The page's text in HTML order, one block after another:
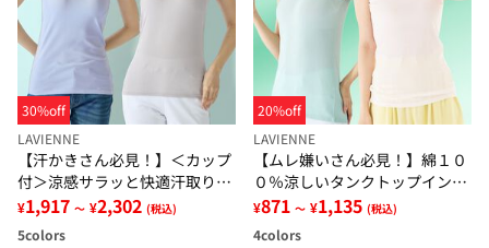
30%off
LAVIENNE
【汗かきさん必見！】＜カップ
付＞涼感サラッと快適汗取りタ
ンクトップインナー＜さらりラ
ボ＞
¥1,917 ～ ¥2,302 (税込)
5colors
20%off
LAVIENNE
【ムレ嫌いさん必見！】綿１０
０％涼しいタンクトップインナ
ー＜さらりラボ＞
¥871 ～ ¥1,135 (税込)
4colors